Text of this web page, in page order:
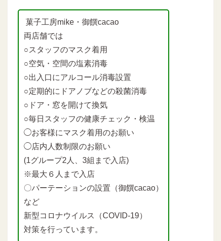
菓子工房mike・御饌cacao
両店舗では
○スタッフのマスク着用
○空気・空間の塩素消毒
○出入口にアルコール消毒設置
○定期的にドアノブなどの殺菌消毒
○ドア・窓を開けて換気
○毎日スタッフの健康チェック・検温
◯お客様にマスク着用のお願い
◯店内人数制限のお願い
(1グループ2人、3組まで入店)
※最大６人まで入店
〇パーテーションの設置（御饌cacao）
など
新型コロナウイルス（COVID-19）
対策を行っています。